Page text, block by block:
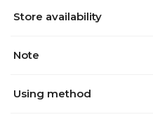
Store availability
Note
Using method